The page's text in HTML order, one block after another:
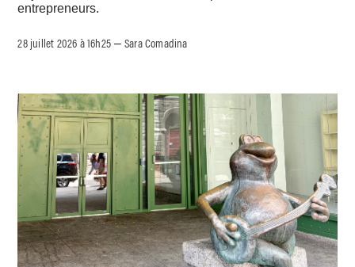
entrepreneurs.
28 juillet 2026 à 16h25 –Sara Comadina